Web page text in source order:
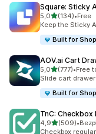
Square: Sticky
5,0na 5 gwiazdek
(134)
Łączna liczba
•Free
Keep the Sticky
Built for
AOV.ai Cart
5,0na 5 gwiazdek
(777)
Łączna liczba
•Free
Slide cart
Built for
TnC: Checkbox
4,9na 5(509)
Łączna liczba
•
Checkbox